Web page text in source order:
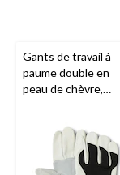
Gants de travail à
paume double en
peau de chèvre,